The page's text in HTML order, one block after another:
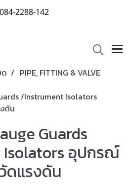
084-2288-142
PIPE, FITTING & VALVE
/Instrument Isolators
ดัน
Guards
อุปกรณ์
ดแรงดัน